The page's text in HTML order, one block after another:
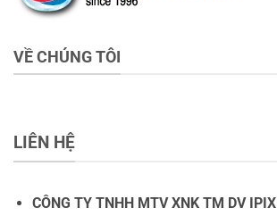
VỀ CHÚNG TÔI
LIÊN HỆ
CÔNG TY TNHH MTV XNK TM DV IPIX